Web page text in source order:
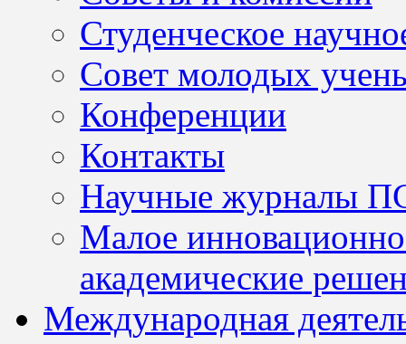
Студенческое
Совет молодых
Конференции
Контакты
Научные журналы
Малое
академические
Международная